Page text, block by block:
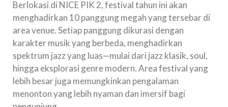
Berlokasi di NICE PIK 2, festival tahun ini akan
menghadirkan 10 panggung megah yang tersebar di
area venue. Setiap panggung dikurasi dengan
karakter musik yang berbeda, menghadirkan
spektrum jazz yang luas—mulai dari jazz klasik, soul,
hingga eksplorasi genre modern. Area festival yang
lebih besar juga memungkinkan pengalaman
menonton yang lebih nyaman dan imersif bagi